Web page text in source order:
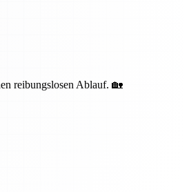
reibungslosen Ablauf. 🏡